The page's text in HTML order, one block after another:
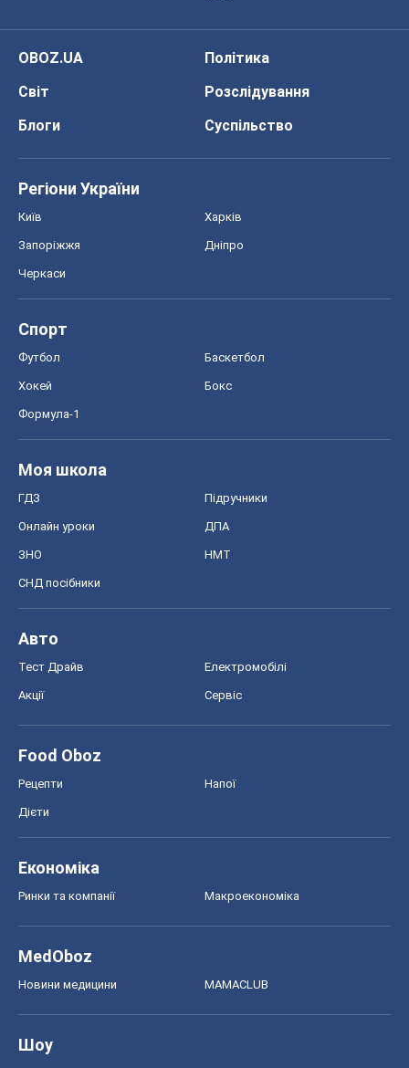
OBOZ.UA
Політика
Світ
Розслідування
Блоги
Суспільство
Регіони України
Київ Харків
Запоріжжя Дніпро
Черкаси
Спорт
Футбол Баскетбол
Хокей Бокс
Формула-1
Моя школа
ГДЗ Підручники
Онлайн уроки ДПА
ЗНО НМТ
СНД посібники
Авто
Тест Драйв Електромобілі
Акції Сервіс
Food Oboz
Рецепти Напої
Дієти
Економіка
Ринки та компанії Макроекономіка
MedOboz
Новини медицини MAMACLUB
Шоу